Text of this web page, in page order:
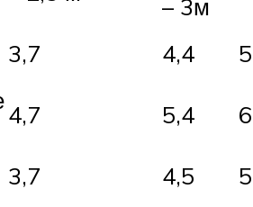
– 3м
3,7 4,4
4,7 5,4
3,7 4,5